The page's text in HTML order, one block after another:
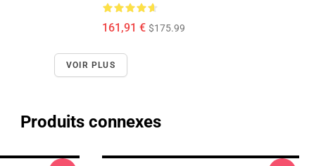
161,91 € $175.99
VOIR PLUS
Produits connexes